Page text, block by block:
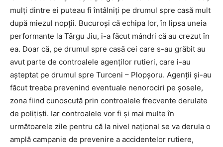
mulți dintre ei puteau fi întâlniți pe drumul spre casă mult
după miezul nopții. Bucuroși că echipa lor, în lipsa uneia
performante la Târgu Jiu, i-a făcut mândri că au crezut în
ea. Doar că, pe drumul spre casă cei care s-au grăbit au
avut parte de controalele agenților rutieri, care i-au
așteptat pe drumul spre Turceni – Plopșoru. Agenții și-au
făcut treaba prevenind eventuale nenorociri pe șosele,
zona fiind cunoscută prin controalele frecvente derulate
de polițiști. Iar controalele vor fi și mai multe în
următoarele zile pentru că la nivel național se va derula o
amplă campanie de prevenire a accidentelor rutiere,